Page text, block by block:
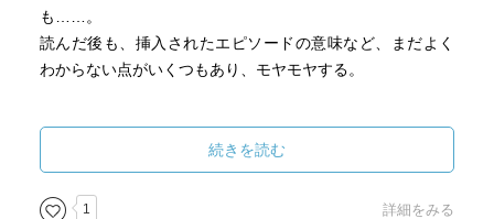
も……。
読んだ後も、挿入されたエピソードの意味など、まだよく
わからない点がいくつもあり、モヤモヤする。
続けて最終話「DUST」をよむことにする。
続きを読む
1 詳細をみる